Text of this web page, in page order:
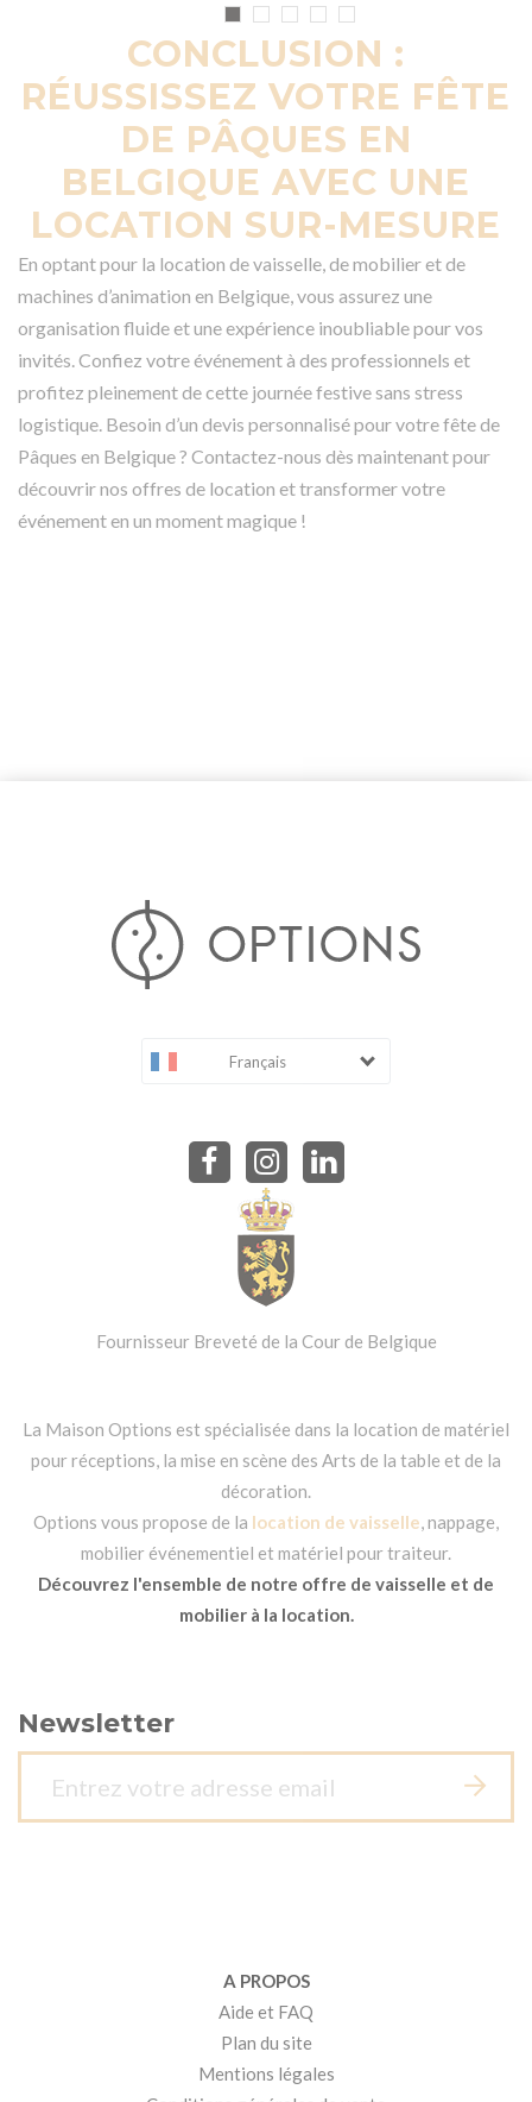
CONCLUSION :
RÉUSSISSEZ VOTRE FÊTE
DE PÂQUES EN
BELGIQUE AVEC UNE
LOCATION SUR-MESURE
En optant pour la location de vaisselle, de mobilier et de
machines d’animation en Belgique, vous assurez une
organisation fluide et une expérience inoubliable pour vos
invités. Confiez votre événement à des professionnels et
profitez pleinement de cette journée festive sans stress
logistique. Besoin d’un devis personnalisé pour votre fête de
Pâques en Belgique ? Contactez-nous dès maintenant pour
découvrir nos offres de location et transformer votre
événement en un moment magique !
Français
Fournisseur Breveté de la Cour de Belgique
La Maison Options est spécialisée dans la location de matériel
pour réceptions, la mise en scène des Arts de la table et de la
décoration.
Options vous propose de la location de vaisselle, nappage,
mobilier événementiel et matériel pour traiteur.
Découvrez l'ensemble de notre offre de vaisselle et de
mobilier à la location.
Newsletter
A PROPOS
Aide et FAQ
Plan du site
Mentions légales